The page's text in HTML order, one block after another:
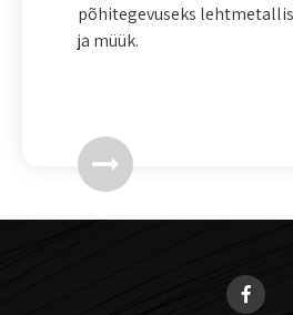
põhitegevuseks
ja müük.